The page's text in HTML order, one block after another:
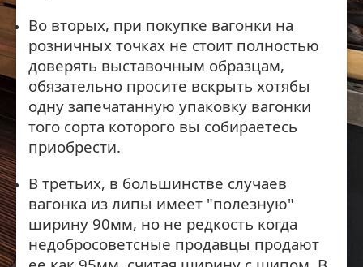
Во вторых, при покупке вагонки на
розничных точках не стоит полностью
доверять выставочным образцам,
обязательно просите вскрыть хотябы
одну запечатанную упаковку вагонки
того сорта которого вы собираетесь
приобрести.
В третьих, в большинстве случаев
вагонка из липы имеет "полезную"
ширину 90мм, но не редкость когда
недобросоветсные продавцы продают